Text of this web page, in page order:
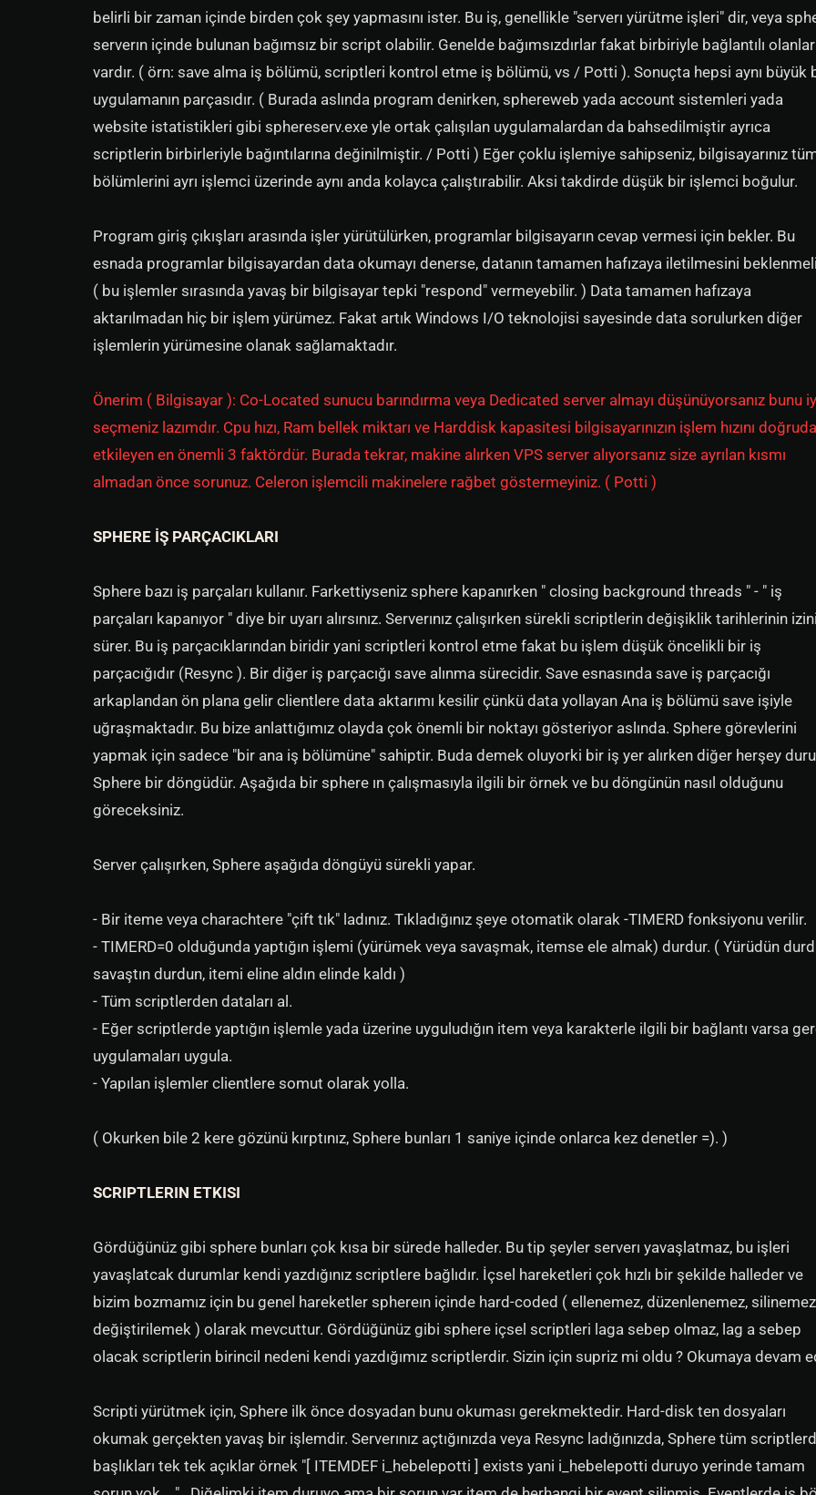
belirli bir zaman içinde birden çok şey yapmasını ister. Bu iş, genellikle "serverı yürütme işleri" dir, veya
serverın içinde bulunan bağımsız bir script olabilir. Genelde bağımsızdırlar fakat birbiriyle bağlantılı
vardır. ( örn: save alma iş bölümü, scriptleri kontrol etme iş bölümü, vs / Potti ). Sonuçta hepsi aynı büyük
uygulamanın parçasıdır. ( Burada aslında program denirken, sphereweb yada account sistemleri yada
website istatistikleri gibi sphereserv.exe yle ortak çalışılan uygulamalardan da bahsedilmiştir ayrıca
scriptlerin birbirleriyle bağıntılarına değinilmiştir. / Potti ) Eğer çoklu işlemiye sahipseniz, bilgisayarınız
bölümlerini ayrı işlemci üzerinde aynı anda kolayca çalıştırabilir. Aksi takdirde düşük bir işlemci boğulur.
Program giriş çıkışları arasında işler yürütülürken, programlar bilgisayarın cevap vermesi için bekler. Bu
esnada programlar bilgisayardan data okumayı denerse, datanın tamamen hafızaya iletilmesini
( bu işlemler sırasında yavaş bir bilgisayar tepki "respond" vermeyebilir. ) Data tamamen hafızaya
aktarılmadan hiç bir işlem yürümez. Fakat artık Windows I/O teknolojisi sayesinde data sorulurken diğer
işlemlerin yürümesine olanak sağlamaktadır.
Önerim ( Bilgisayar ): Co-Located sunucu barındırma veya Dedicated server almayı düşünüyorsanız bunu
seçmeniz lazımdır. Cpu hızı, Ram bellek miktarı ve Harddisk kapasitesi bilgisayarınızın işlem hızını
etkileyen en önemli 3 faktördür. Burada tekrar, makine alırken VPS server alıyorsanız size ayrılan kısmı
almadan önce sorunuz. Celeron işlemcili makinelere rağbet göstermeyiniz. ( Potti )
SPHERE İŞ PARÇACIKLARI
Sphere bazı iş parçaları kullanır. Farkettiyseniz sphere kapanırken " closing background threads " - " iş
parçaları kapanıyor " diye bir uyarı alırsınız. Serverınız çalışırken sürekli scriptlerin değişiklik tarihlerinin izini
sürer. Bu iş parçacıklarından biridir yani scriptleri kontrol etme fakat bu işlem düşük öncelikli bir iş
parçacığıdır (Resync ). Bir diğer iş parçacığı save alınma sürecidir. Save esnasında save iş parçacığı
arkaplandan ön plana gelir clientlere data aktarımı kesilir çünkü data yollayan Ana iş bölümü save işiyle
uğraşmaktadır. Bu bize anlattığımız olayda çok önemli bir noktayı gösteriyor aslında. Sphere görevlerini
yapmak için sadece "bir ana iş bölümüne" sahiptir. Buda demek oluyorki bir iş yer alırken diğer herşey
Sphere bir döngüdür. Aşağıda bir sphere ın çalışmasıyla ilgili bir örnek ve bu döngünün nasıl olduğunu
göreceksiniz.
Server çalışırken, Sphere aşağıda döngüyü sürekli yapar.
- Bir iteme veya charachtere "çift tık" ladınız. Tıkladığınız şeye otomatik olarak -TIMERD fonksiyonu verilir.
- TIMERD=0 olduğunda yaptığın işlemi (yürümek veya savaşmak, itemse ele almak) durdur. ( Yürüdün
savaştın durdun, itemi eline aldın elinde kaldı )
- Tüm scriptlerden dataları al.
- Eğer scriptlerde yaptığın işlemle yada üzerine uyguludığın item veya karakterle ilgili bir bağlantı varsa
uygulamaları uygula.
- Yapılan işlemler clientlere somut olarak yolla.
( Okurken bile 2 kere gözünü kırptınız, Sphere bunları 1 saniye içinde onlarca kez denetler =). )
SCRIPTLERIN ETKISI
Gördüğünüz gibi sphere bunları çok kısa bir sürede halleder. Bu tip şeyler serverı yavaşlatmaz, bu işleri
yavaşlatcak durumlar kendi yazdığınız scriptlere bağlıdır. İçsel hareketleri çok hızlı bir şekilde halleder ve
bizim bozmamız için bu genel hareketler sphereın içinde hard-coded ( ellenemez, düzenlenemez,
değiştirilemek ) olarak mevcuttur. Gördüğünüz gibi sphere içsel scriptleri laga sebep olmaz, lag a sebep
olacak scriptlerin birincil nedeni kendi yazdığımız scriptlerdir. Sizin için supriz mi oldu ? Okumaya devam
Scripti yürütmek için, Sphere ilk önce dosyadan bunu okuması gerekmektedir. Hard-disk ten dosyaları
okumak gerçekten yavaş bir işlemdir. Serverınız açtığınızda veya Resync ladığınızda, Sphere tüm
başlıkları tek tek açıklar örnek "[ ITEMDEF i_hebelepotti ] exists yani i_hebelepotti duruyo yerinde tamam